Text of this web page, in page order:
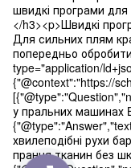
швидкі програми
</h3><p>Швидкі
Для сильних плям
попередньо
type="application/
{"@context":"https://
у пральних машинах
хвилеподібні рухи
прання тканин без